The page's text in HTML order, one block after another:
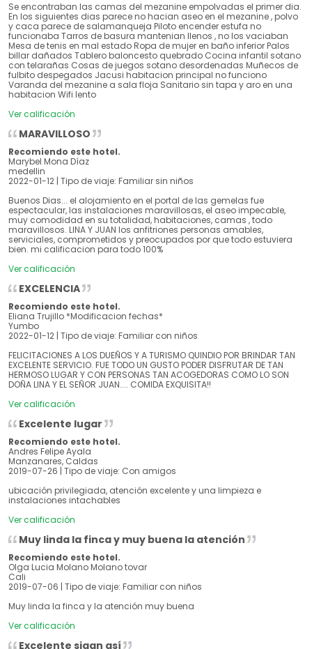
Se encontraban las camas del mezanine empolvadas el primer dia.
En los siguientes dias parece no hacian aseo en el mezanine , polvo
y caca parece de salamanqueja Piloto encender estufa no
funcionaba Tarros de basura mantenian llenos , no los vaciaban
Mesa de tenis en mal estado Ropa de mujer en baño inferior Palos
billar dañados Tablero baloncesto quebrado Cocina infantil sotano
con telarañas Cosas de juegos sotano desordenadas Muñecos de
fulbito despegados Jacusi habitacion principal no funciono
Varanda del mezanine a sala floja Sanitario sin tapa y aro en una
habitacion Wifi lento
Ver calificación
MARAVILLOSO
Recomiendo este hotel.
Marybel Mona Díaz
medellin
2022-01-12 | Tipo de viaje: Familiar sin niños
Buenos Dias... el alojamiento en el portal de las gemelas fue
espectacular, las instalaciones maravillosas, el aseo impecable,
muy comodidad en su totalidad, habitaciones, camas , todo
maravillosos. LINA Y JUAN los anfitriones personas amables,
serviciales, comprometidos y preocupados por que todo estuviera
bien. mi calificacion para todo 100%
Ver calificación
EXCELENCIA
Recomiendo este hotel.
Eliana Trujillo *Modificacion fechas*
Yumbo
2022-01-12 | Tipo de viaje: Familiar con niños
FELICITACIONES A LOS DUEÑOS Y A TURISMO QUINDIO POR BRINDAR TAN
EXCELENTE SERVICIO. FUE TODO UN GUSTO PODER DISFRUTAR DE TAN
HERMOSO LUGAR Y CON PERSONAS TAN ACOGEDORAS COMO LO SON
DOÑA LINA Y EL SEÑOR JUAN.... COMIDA EXQUISITA!!
Ver calificación
Excelente lugar
Recomiendo este hotel.
Andres Felipe Ayala
Manzanares, Caldas
2019-07-26 | Tipo de viaje: Con amigos
ubicación privilegiada, atención excelente y una limpieza e
instalaciones intachables
Ver calificación
Muy linda la finca y muy buena la atención
Recomiendo este hotel.
Olga Lucia Molano Molano tovar
Cali
2019-07-06 | Tipo de viaje: Familiar con niños
Muy linda la finca y la atención muy buena
Ver calificación
Excelente sigan así